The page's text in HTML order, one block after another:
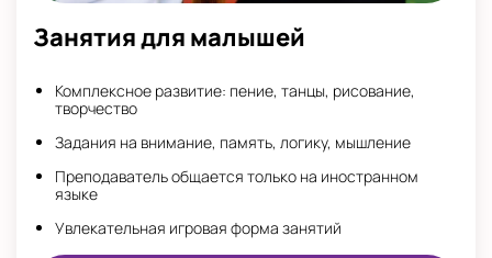
Занятия для малышей
Комплексное развитие: пение, танцы, рисование,
творчество
Задания на внимание, память, логику, мышление
Преподаватель общается только на иностранном
языке
Увлекательная игровая форма занятий